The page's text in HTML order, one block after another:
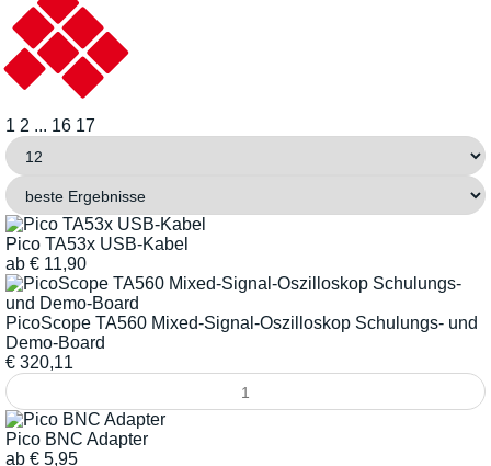
1 2 ... 16 17
Pico TA53x USB-Kabel
ab € 11,90
PicoScope TA560 Mixed-Signal-Oszilloskop Schulungs- und
Demo-Board
€ 320,11
Pico BNC Adapter
ab € 5,95